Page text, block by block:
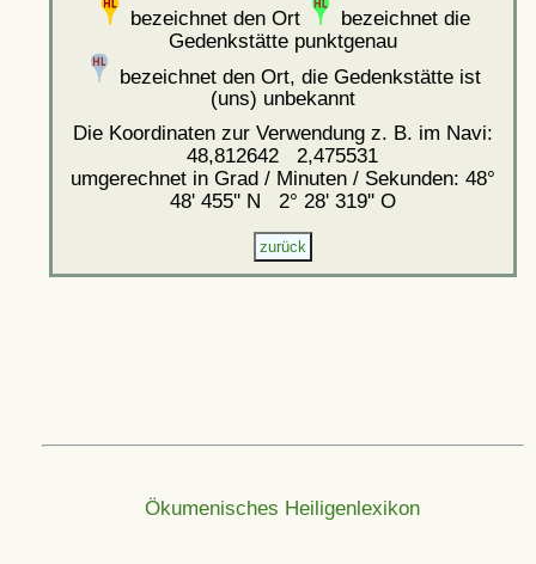
bezeichnet den Ort
bezeichnet die
Gedenkstätte punktgenau
bezeichnet den Ort, die Gedenkstätte ist
(uns) unbekannt
Die Koordinaten zur Verwendung z. B. im Navi:
48,812642 2,475531
umgerechnet in Grad / Minuten / Sekunden: 48°
48' 455'' N 2° 28' 319'' O
Ökumenisches Heiligenlexikon